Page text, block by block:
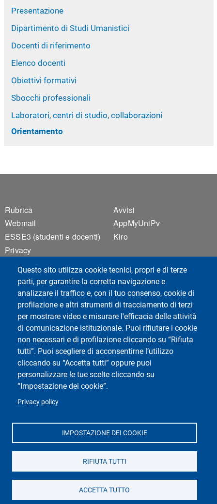
Questo sito utilizza cookie tecnici, propri e di terze
parti, per garantire la corretta navigazione e
analizzare il traffico e, con il tuo consenso, cookie di
profilazione e altri strumenti di tracciamento di terzi
per mostrare video e misurare l'efficacia delle attività
di comunicazione istituzionale. Puoi rifiutare i cookie
non necessari e di profilazione cliccando su “Rifiuta
tutti”. Puoi scegliere di acconsentirne l’utilizzo
cliccando su “Accetta tutti” oppure puoi
personalizzare le tue scelte cliccando su
“Impostazione dei cookie”.
Privacy policy
IMPOSTAZIONE DEI COOKIE
RIFIUTA TUTTI
ACCETTA TUTTO
Presentazione
Dipartimento di Studi Umanistici
Docenti di riferimento
Elenco docenti
Obiettivi formativi
Sbocchi professionali
Laboratori, centri di studio, collaborazioni
Orientamento
Footer 1
Rubrica
Webmail
ESSE3 (studenti e docenti)
Privacy
Cookie settings
Rubrica
Footer 2
Avvisi
AppMyUniPv
Kiro
Social del corso di laurea
Dipartimento di Studi Umanistici
Piazza del Lino, 2 - 27100 Pavia - Italy
Social di Ateneo